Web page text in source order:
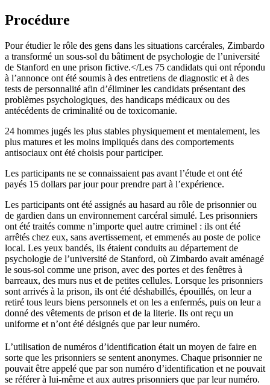
Procédure
Pour étudier le rôle des gens dans les situations carcérales, Zimbardo
a transformé un sous-sol du bâtiment de psychologie de l’université
de Stanford en une prison fictive.</Les 75 candidats qui ont répondu
à l’annonce ont été soumis à des entretiens de diagnostic et à des
tests de personnalité afin d’éliminer les candidats présentant des
problèmes psychologiques, des handicaps médicaux ou des
antécédents de criminalité ou de toxicomanie.
24 hommes jugés les plus stables physiquement et mentalement, les
plus matures et les moins impliqués dans des comportements
antisociaux ont été choisis pour participer.
Les participants ne se connaissaient pas avant l’étude et ont été
payés 15 dollars par jour pour prendre part à l’expérience.
Les participants ont été assignés au hasard au rôle de prisonnier ou
de gardien dans un environnement carcéral simulé. Les prisonniers
ont été traités comme n’importe quel autre criminel : ils ont été
arrêtés chez eux, sans avertissement, et emmenés au poste de police
local. Les yeux bandés, ils étaient conduits au département de
psychologie de l’université de Stanford, où Zimbardo avait aménagé
le sous-sol comme une prison, avec des portes et des fenêtres à
barreaux, des murs nus et de petites cellules. Lorsque les prisonniers
sont arrivés à la prison, ils ont été déshabillés, épouillés, on leur a
retiré tous leurs biens personnels et on les a enfermés, puis on leur a
donné des vêtements de prison et de la literie. Ils ont reçu un
uniforme et n’ont été désignés que par leur numéro.
L’utilisation de numéros d’identification était un moyen de faire en
sorte que les prisonniers se sentent anonymes. Chaque prisonnier ne
pouvait être appelé que par son numéro d’identification et ne pouvait
se référer à lui-même et aux autres prisonniers que par leur numéro.